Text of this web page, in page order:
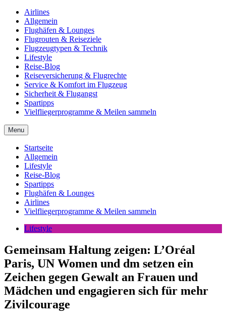
Airlines
Allgemein
Flughäfen & Lounges
Flugrouten & Reiseziele
Flugzeugtypen & Technik
Lifestyle
Reise-Blog
Reiseversicherung & Flugrechte
Service & Komfort im Flugzeug
Sicherheit & Flugangst
Spartipps
Vielfliegerprogramme & Meilen sammeln
Menu
Startseite
Allgemein
Lifestyle
Reise-Blog
Spartipps
Flughäfen & Lounges
Airlines
Vielfliegerprogramme & Meilen sammeln
Lifestyle
Gemeinsam Haltung zeigen: L’Oréal
Paris, UN Women und dm setzen ein
Zeichen gegen Gewalt an Frauen und
Mädchen und engagieren sich für mehr
Zivilcourage